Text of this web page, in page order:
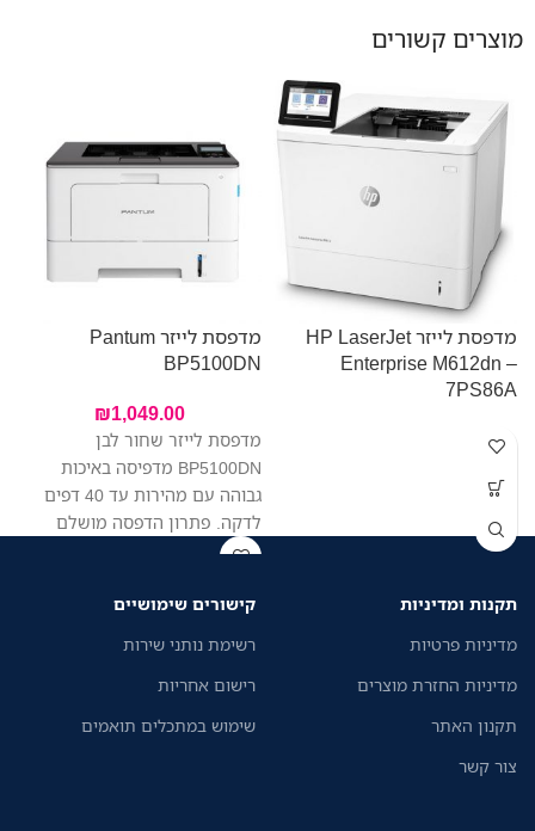
מוצרים קשורים
מדפסת לייזר HP LaserJet
Enterprise M612dn –
7PS86A
מדפסת לייזר Pantum
BP5100DN
₪1,049.00
מדפסת לייזר שחור לבן
BP5100DN מדפיסה באיכות
גבוהה עם מהירות עד 40 דפים
לדקה. פתרון הדפסה מושלם
לעסקים קטנים וגדולים.
תקנות ומדיניות
מדיניות פרטיות
מדיניות החזרת מוצרים
תקנון האתר
צור קשר
קישורים שימושיים
רשימת נותני שירות
רישום אחריות
שימוש במתכלים תואמים